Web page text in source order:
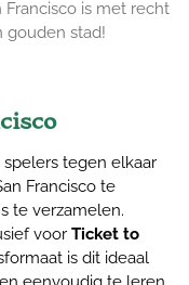
Francisco is met recht
gouden stad!
tegen elkaar
Francisco te
te verzamelen.
voor Ticket to
is dit ideaal